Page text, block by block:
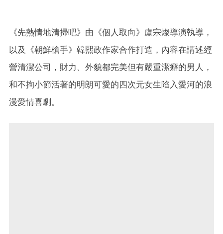
《先熱情地清掃吧》由《個人取向》盧宗燦導演執導，
以及《朝鮮槍手》韓熙政作家合作打造，內容在講述經
營清潔公司，財力、外貌都完美但有嚴重潔癖的男人，
和不拘小節活著的明朗可愛的四次元女生陷入愛河的浪
漫愛情喜劇。